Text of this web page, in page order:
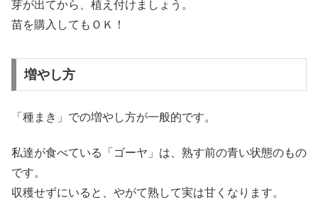
芽が出てから、植え付けましょう。
苗を購入してもＯＫ！
増やし方
「種まき」での増やし方が一般的です。
私達が食べている「ゴーヤ」は、熟す前の青い状態のもの
です。
収穫せずにいると、やがて熟して実は甘くなります。